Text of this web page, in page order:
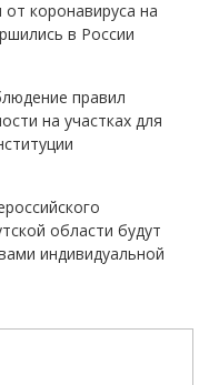
коронавируса на
в России
правил
на участках для
области будут
индивидуальной